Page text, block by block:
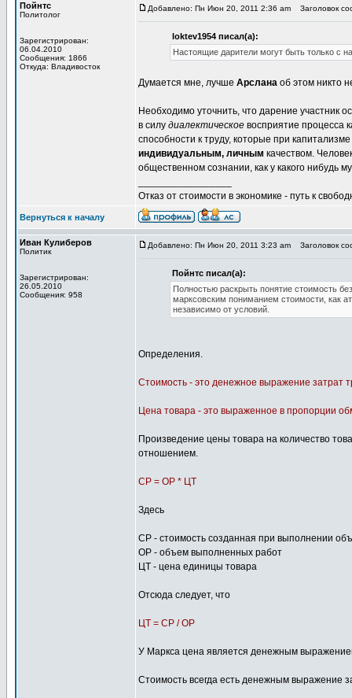
Пойнтс
Политолог
Зарегистрирован:
06.04.2010
Сообщения: 1866
Откуда: Владивосток
Добавлено: Пн Июн 20, 2011 2:36 am Заголовок
loktev1954 писал(а):
Настоящие дарители могут быть только с
Думается мне, лучше Арслана об этом никто
Необходимо уточнить, что дарение участник
в силу диалектическое восприятие процесса
способности к труду, которые при
индивидуальным, личным качеством.
общественном сознании, как у какого нибудь
Отказ от стоимости в экономике - путь к
Вернуться к началу
Иван Кулиберов
Политик
Зарегистрирован:
26.05.2010
Сообщения: 958
Добавлено: Пн Июн 20, 2011 3:23 am Заголовок
Пойнтс писал(а):
Полностью раскрыть понятие стоимость
марксовским пониманием стоимости, как
независимо от условий.
Определения.
Стоимость - это денежное выражение затрат
Цена товара - это выраженное в пропорции
Произведение цены товара на количество
отношением.
СР = ОР * ЦТ
Здесь
СР - стоимость созданная при выполнении
ОР - объем выполненных работ
ЦТ - цена единицы товара
Отсюда следует, что
ЦТ = СР / ОР
У Маркса цена является денежным
Стоимость всегда есть денежным выражение